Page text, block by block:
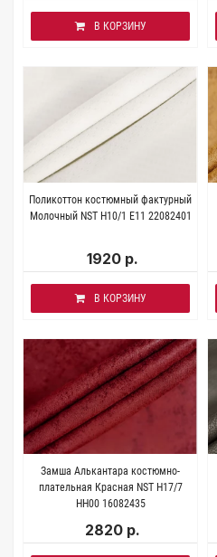
В КОРЗИНУ
Поликоттон костюмный фактурный
Молочный NST H10/1 E11 22082401
1920 р.
В КОРЗИНУ
Замша Алькантара костюмно-
плательная Красная NST H17/7
НН00 16082435
2820 р.